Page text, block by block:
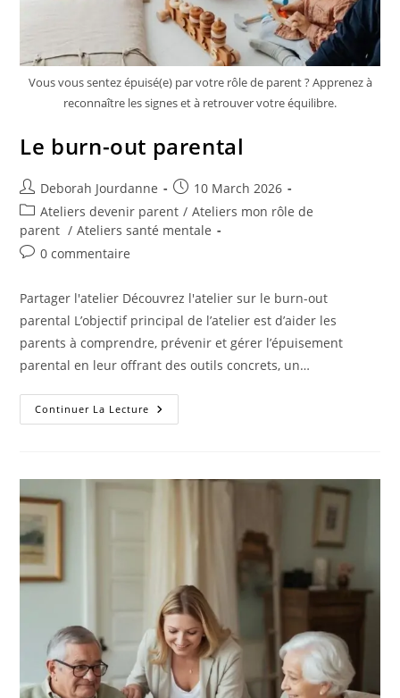
Vous vous sentez épuisé(e) par votre rôle de parent ? Apprenez à
reconnaître les signes et à retrouver votre équilibre.
Le burn-out parental
Deborah Jourdanne
10 March 2026
Ateliers devenir parent / Ateliers mon rôle de
parent / Ateliers santé mentale
0 commentaire
Partager l'atelier Découvrez l'atelier sur le burn-out
parental L’objectif principal de l’atelier est d’aider les
parents à comprendre, prévenir et gérer l’épuisement
parental en leur offrant des outils concrets, un…
Continuer La Lecture